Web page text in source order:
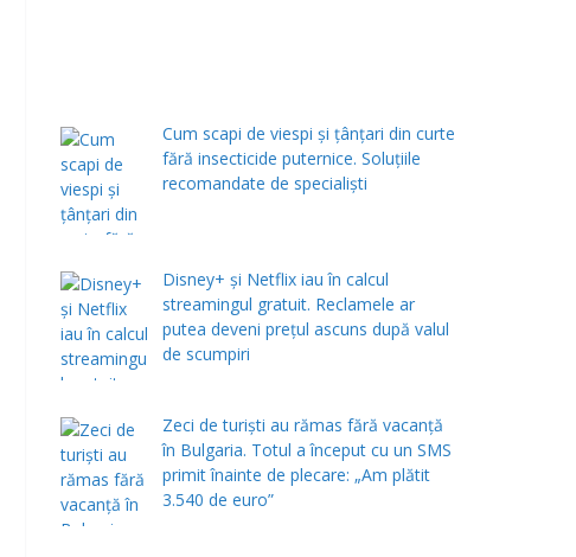
Cum scapi de viespi și țânțari din curte
fără insecticide puternice. Soluțiile
recomandate de specialiști
Disney+ și Netflix iau în calcul
streamingul gratuit. Reclamele ar
putea deveni prețul ascuns după valul
de scumpiri
Zeci de turiști au rămas fără vacanță
în Bulgaria. Totul a început cu un SMS
primit înainte de plecare: „Am plătit
3.540 de euro”